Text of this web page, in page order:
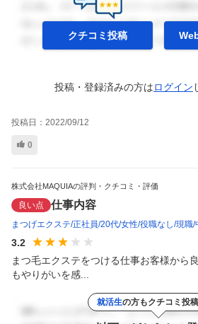
クチコミ投稿
投稿・登録済みの方はログイン
投稿日： 2022/09/12
0
株式会社MAQUIAの評判・クチコミ・評価
良い点 仕事内容
まつげエクステ 正社員 20代 女性 役職なし 現職
3.2
まつ毛エクステをつける仕事お客様から
もやりがいを感...
就活生の方もクチコミ投